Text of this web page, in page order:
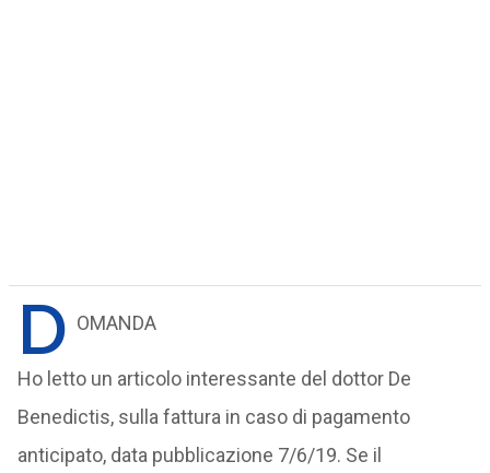
D OMANDA
Ho letto un articolo interessante del dottor De
Benedictis, sulla fattura in caso di pagamento
anticipato, data pubblicazione 7/6/19. Se il